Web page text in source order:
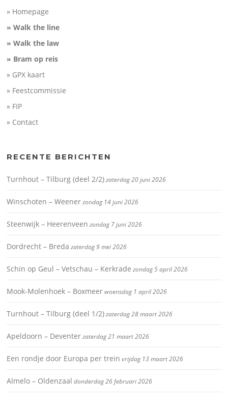
» Homepage
» Walk the line
» Walk the law
» Bram op reis
» GPX kaart
» Feestcommissie
» FIP
» Contact
RECENTE BERICHTEN
Turnhout – Tilburg (deel 2/2)zaterdag 20 juni 2026
Winschoten – Weenerzondag 14 juni 2026
Steenwijk – Heerenveen zondag 7 juni 2026
Dordrecht – Breda zaterdag 9 mei 2026
Schin op Geul – Vetschau – Kerkrade zondag 5 april 2026
Mook-Molenhoek – Boxmeerwoensdag 1 april 2026
Turnhout – Tilburg (deel 1/2)zaterdag 28 maart 2026
Apeldoorn – Deventerzaterdag 21 maart 2026
Een rondje door Europa per trein vrijdag 13 maart 2026
Almelo – Oldenzaal donderdag 26 februari 2026